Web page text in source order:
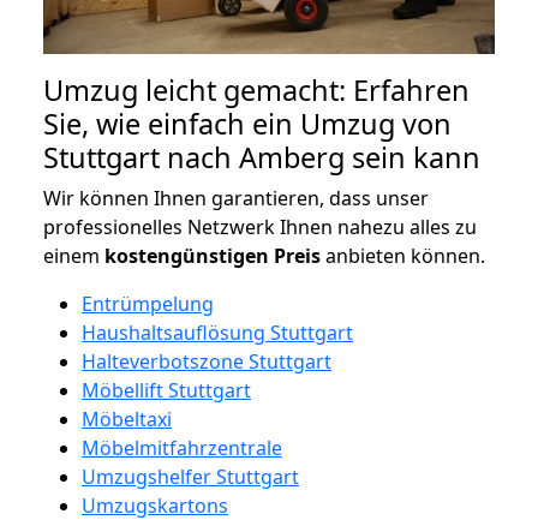
Umzug leicht gemacht: Erfahren
Sie, wie einfach ein Umzug von
Stuttgart nach Amberg sein kann
Wir können Ihnen garantieren, dass unser
professionelles Netzwerk Ihnen nahezu alles zu
einem kostengünstigen Preisanbieten können.
Entrümpelung
Haushaltsauflösung Stuttgart
Halteverbotszone Stuttgart
Möbellift Stuttgart
Möbeltaxi
Möbelmitfahrzentrale
Umzugshelfer Stuttgart
Umzugskartons